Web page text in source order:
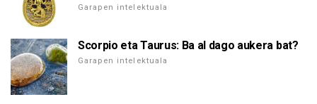
Garapen intelektuala
Scorpio eta Taurus: Ba al dago aukera bat?
Garapen intelektuala